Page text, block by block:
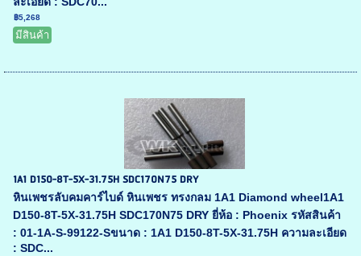
฿5,268
มีสินค้า
1A1 D150-8T-5X-31.75H SDC170N75 DRY
หินเพชรลับคมคาร์ไบด์ หินเพชร ทรงกลม 1A1 Diamond wheel1A1
D150-8T-5X-31.75H SDC170N75 DRY ยี่ห้อ : Phoenix รหัสสินค้า
: 01-1A-S-99122-Sขนาด : 1A1 D150-8T-5X-31.75H ความละเอียด
: SDC...